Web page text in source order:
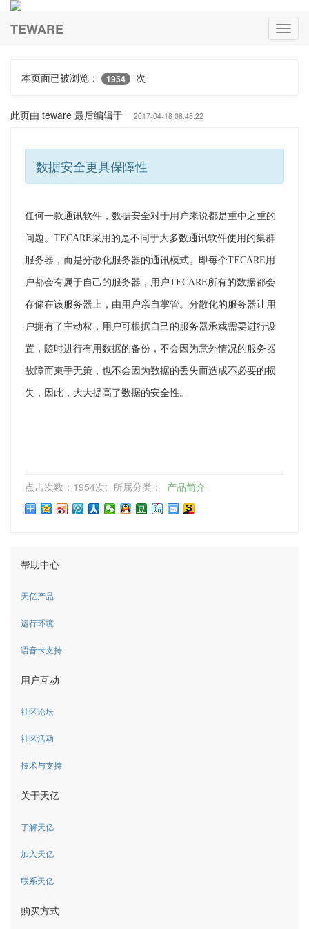
TEWARE
本页面已被浏览： 1954 次
此页由 teware 最后编辑于 2017-04-18 08:48:22
数据安全更具保障性
任何一款通讯软件，数据安全对于用户来说都是重中之重的
问题。 TECARE采用的是不同于大多数通讯软件使用的集群
服务器，而是分散化服务器的通讯模式。即每个TECARE用
户都会有属于自己的服务器，用户TECARE所有的数据都会
存储在该服务器上，由用户亲自掌管。分散化的服务器让用
户拥有了主动权，用户可根据自己的服务器承载需要进行设
置，随时进行有用数据的备份，不会因为意外情况的服务器
故障而束手无策，也不会因为数据的丢失而造成不必要的损
失，因此，大大提高了数据的安全性。
点击次数：1954次; 所属分类： 产品简介
帮助中心
天亿产品
运行环境
语音卡支持
用户互动
社区论坛
社区活动
技术与支持
关于天亿
了解天亿
加入天亿
联系天亿
购买方式